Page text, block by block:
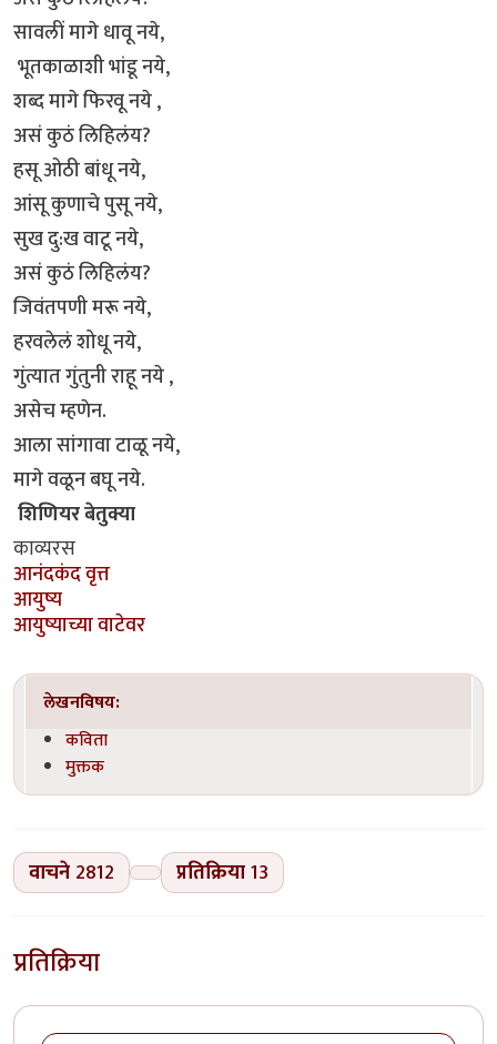
सावलीं मागे धावू नये,
भूतकाळाशी भांडू नये,
शब्द मागे फिरवू नये ,
असं कुठं लिहिलंय?
हसू ओठी बांधू नये,
आंसू कुणाचे पुसू नये,
सुख दु:ख वाटू नये,
असं कुठं लिहिलंय?
जिवंतपणी मरू नये,
हरवलेलं शोधू नये,
गुंत्यात गुंतुनी राहू नये ,
असेच म्हणेन.
आला सांगावा टाळू नये,
मागे वळून बघू नये.
शिणियर बेतुक्या
काव्यरस
आनंदकंद वृत्त
आयुष्य
आयुष्याच्या वाटेवर
लेखनविषय:
कविता
मुक्तक
वाचने 2812 प्रतिक्रिया13
प्रतिक्रिया